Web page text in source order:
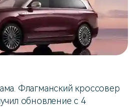
Флагманский кроссовер
обновление с 4